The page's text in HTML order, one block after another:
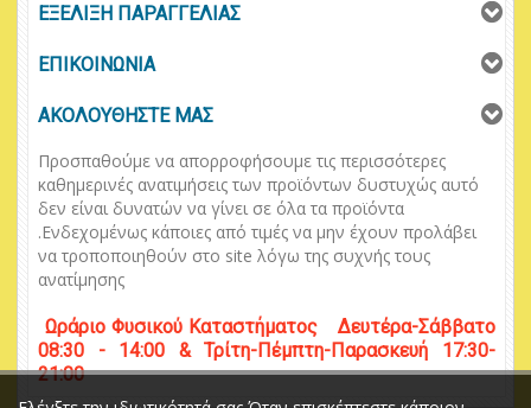
ΕΞΕΛΙΞΗ ΠΑΡΑΓΓΕΛΙΑΣ
ΕΠΙΚΟΙΝΩΝΙΑ
ΑΚΟΛΟΥΘΗΣΤΕ ΜΑΣ
Προσπαθούμε να απορροφήσουμε τις περισσότερες
καθημερινές ανατιμήσεις των προϊόντων δυστυχώς αυτό
δεν είναι δυνατών να γίνει σε όλα τα προϊόντα
.Ενδεχομένως κάποιες από τιμές να μην έχουν προλάβει
να τροποποιηθούν στο site λόγω της συχνής τους
ανατίμησης
Ωράριο Φυσικού Καταστήματος Δευτέρα-Σάββατο
08:30 - 14:00 & Τρίτη-Πέμπτη-Παρασκευή 17:30-
21:00